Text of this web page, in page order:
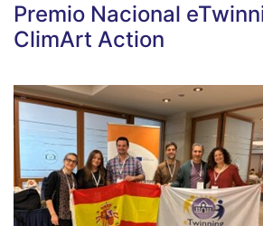
Premio Nacional
ClimArt Action